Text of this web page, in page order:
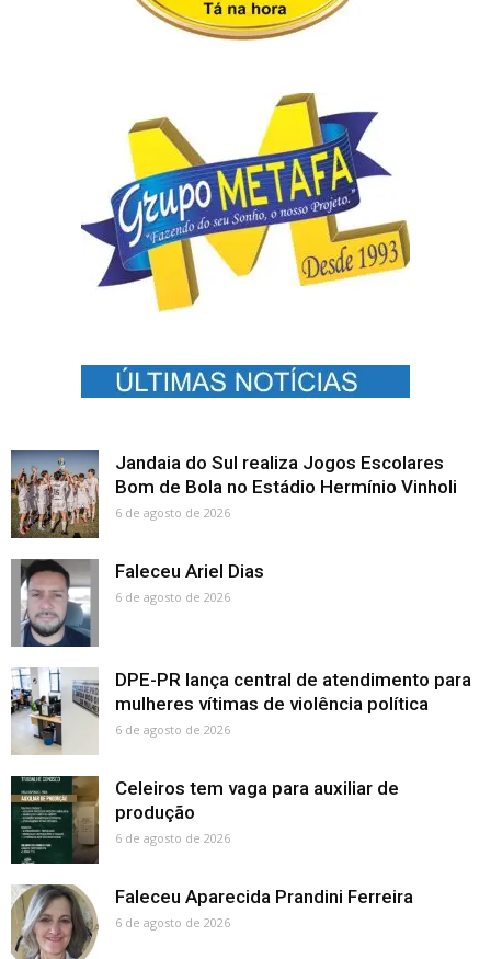
Jandaia do Sul realiza Jogos Escolares
Bom de Bola no Estádio Hermínio Vinholi
6 de agosto de 2026
Faleceu Ariel Dias
6 de agosto de 2026
DPE-PR lança central de atendimento para
mulheres vítimas de violência política
6 de agosto de 2026
Celeiros tem vaga para auxiliar de
produção
6 de agosto de 2026
Faleceu Aparecida Prandini Ferreira
6 de agosto de 2026